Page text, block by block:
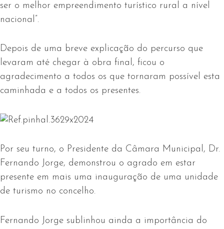
ser o melhor empreendimento turístico rural a nível
nacional”.
Depois de uma breve explicação do percurso que
levaram até chegar à obra final, ficou o
agradecimento a todos os que tornaram possível esta
caminhada e a todos os presentes.
Por seu turno, o Presidente da Câmara Municipal, Dr.
Fernando Jorge, demonstrou o agrado em estar
presente em mais uma inauguração de uma unidade
de turismo no concelho.
Fernando Jorge sublinhou ainda a importância do